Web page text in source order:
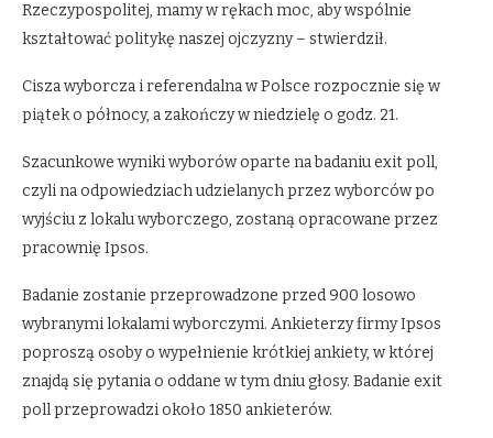
Rzeczypospolitej, mamy w rękach moc, aby wspólnie
kształtować politykę naszej ojczyzny – stwierdził.
Cisza wyborcza i referendalna w Polsce rozpocznie się w
piątek o północy, a zakończy w niedzielę o godz. 21.
Szacunkowe wyniki wyborów oparte na badaniu exit poll,
czyli na odpowiedziach udzielanych przez wyborców po
wyjściu z lokalu wyborczego, zostaną opracowane przez
pracownię Ipsos.
Badanie zostanie przeprowadzone przed 900 losowo
wybranymi lokalami wyborczymi. Ankieterzy firmy Ipsos
poproszą osoby o wypełnienie krótkiej ankiety, w której
znajdą się pytania o oddane w tym dniu głosy. Badanie exit
poll przeprowadzi około 1850 ankieterów.